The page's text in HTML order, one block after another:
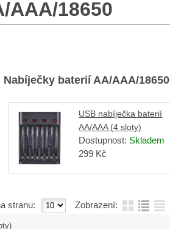
AAA/18650
baterií AA/AAA/18650
USB nabíječka baterií
AA/AAA (4 sloty)
Dostupnost: Skladem
299 Kč
stranu: Zobrazení: